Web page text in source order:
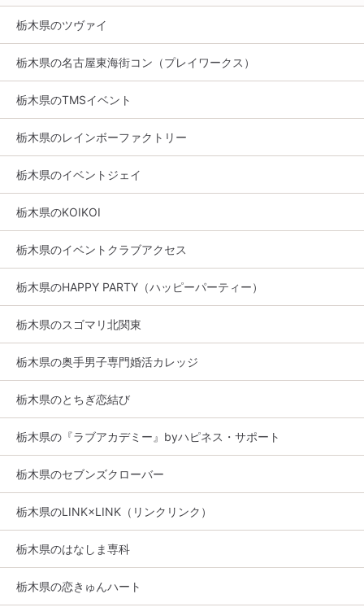
栃木県のツヴァイ
栃木県の名古屋東海街コン（プレイワークス）
栃木県のTMSイベント
栃木県のレインボーファクトリー
栃木県のイベントジェイ
栃木県のKOIKOI
栃木県のイベントクラブアクセス
栃木県のHAPPY PARTY（ハッピーパーティー）
栃木県のスゴマリ北関東
栃木県の奥手男子専門婚活カレッジ
栃木県のとちぎ恋結び
栃木県の『ラブアカデミー』byハピネス・サポート
栃木県のセブンズクローバー
栃木県のLINK×LINK（リンクリンク）
栃木県のはなしま専科
栃木県の恋きゅんハート